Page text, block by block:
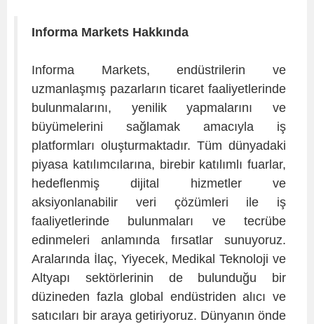
Informa Markets Hakkında
Informa Markets, endüstrilerin ve
uzmanlaşmış pazarların ticaret faaliyetlerinde
bulunmalarını, yenilik yapmalarını ve
büyümelerini sağlamak amacıyla iş
platformları oluşturmaktadır. Tüm dünyadaki
piyasa katılımcılarına, birebir katılımlı fuarlar,
hedeflenmiş dijital hizmetler ve
aksiyonlanabilir veri çözümleri ile iş
faaliyetlerinde bulunmaları ve tecrübe
edinmeleri anlamında fırsatlar sunuyoruz.
Aralarında İlaç, Yiyecek, Medikal Teknoloji ve
Altyapı sektörlerinin de bulunduğu bir
düzineden fazla global endüstriden alıcı ve
satıcıları bir araya getiriyoruz. Dünyanın önde